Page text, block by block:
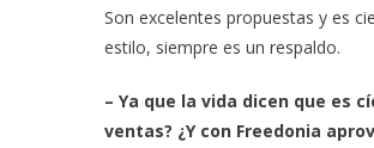
Son excelentes propuestas y es
estilo, siempre es un respaldo.
– Ya que la vida dicen que es
ventas? ¿Y con Freedonia